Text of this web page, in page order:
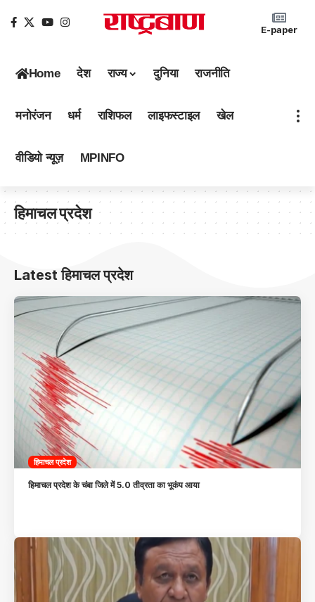
E-paper
Home देश राज्य दुनिया राजनीति
मनोरंजन धर्म राशिफल लाइफस्टाइल खेल
वीडियो न्यूज़ MPINFO
हिमाचल प्रदेश
Latest हिमाचल प्रदेश
हिमाचल प्रदेश
हिमाचल प्रदेश के चंबा जिले में 5.0 तीव्रता का भूकंप आया